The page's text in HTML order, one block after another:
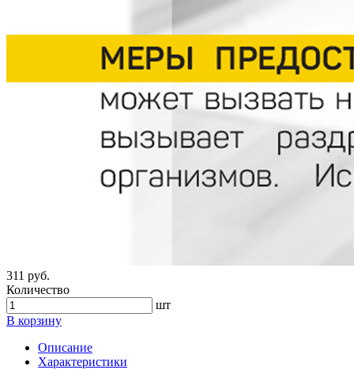
311 руб.
Количество
шт
В корзину
Описание
Характеристики